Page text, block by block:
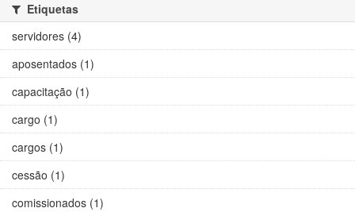
Etiquetas
servidores (4)
aposentados (1)
capacitação (1)
cargo (1)
cargos (1)
cessão (1)
comissionados (1)